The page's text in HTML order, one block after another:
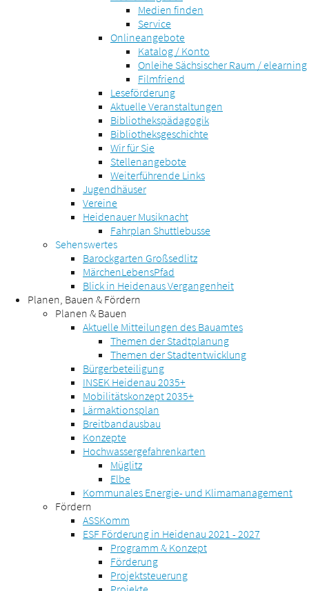
Medien finden
Service
Onlineangebote
Katalog / Konto
Onleihe Sächsischer Raum / elearning
Filmfriend
Leseförderung
Aktuelle Veranstaltungen
Bibliothekspädagogik
Bibliotheksgeschichte
Wir für Sie
Stellenangebote
Weiterführende Links
Jugendhäuser
Vereine
Heidenauer Musiknacht
Fahrplan Shuttlebusse
Sehenswertes
Barockgarten Großsedlitz
MärchenLebensPfad
Blick in Heidenaus Vergangenheit
Planen, Bauen & Fördern
Planen & Bauen
Aktuelle Mitteilungen des Bauamtes
Themen der Stadtplanung
Themen der Stadtentwicklung
Bürgerbeteiligung
INSEK Heidenau 2035+
Mobilitätskonzept 2035+
Lärmaktionsplan
Breitbandausbau
Konzepte
Hochwassergefahrenkarten
Müglitz
Elbe
Kommunales Energie- und Klimamanagement
Fördern
ASSKomm
ESF Förderung in Heidenau 2021 - 2027
Programm & Konzept
Förderung
Projektsteuerung